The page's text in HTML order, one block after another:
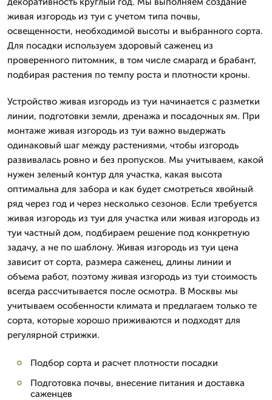
живая изгородь из туи с учетом типа почвы,
освещенности, необходимой высоты и выбранного сорта.
Для посадки используем здоровый саженец из
проверенного питомник, в том числе смарагд и брабант,
подбирая растения по темпу роста и плотности кроны.
Устройство живая изгородь из туи начинается с разметки
линии, подготовки земли, дренажа и посадочных ям. При
монтаже живая изгородь из туи важно выдержать
одинаковый шаг между растениями, чтобы изгородь
развивалась ровно и без пропусков. Мы учитываем, какой
нужен зеленый контур для участка, какая высота
оптимальна для забора и как будет смотреться хвойный
ряд через год и через несколько сезонов. Если требуется
живая изгородь из туи для участка или живая изгородь из
туи частный дом, подбираем решение под конкретную
задачу, а не по шаблону. Живая изгородь из туи цена
зависит от сорта, размера саженец, длины линии и
объема работ, поэтому живая изгородь из туи стоимость
всегда рассчитывается после осмотра. В Москвы мы
учитываем особенности климата и предлагаем только те
сорта, которые хорошо приживаются и подходят для
регулярной стрижки.
Подбор сорта и расчет плотности посадки
Подготовка почвы, внесение питания и доставка
саженцев